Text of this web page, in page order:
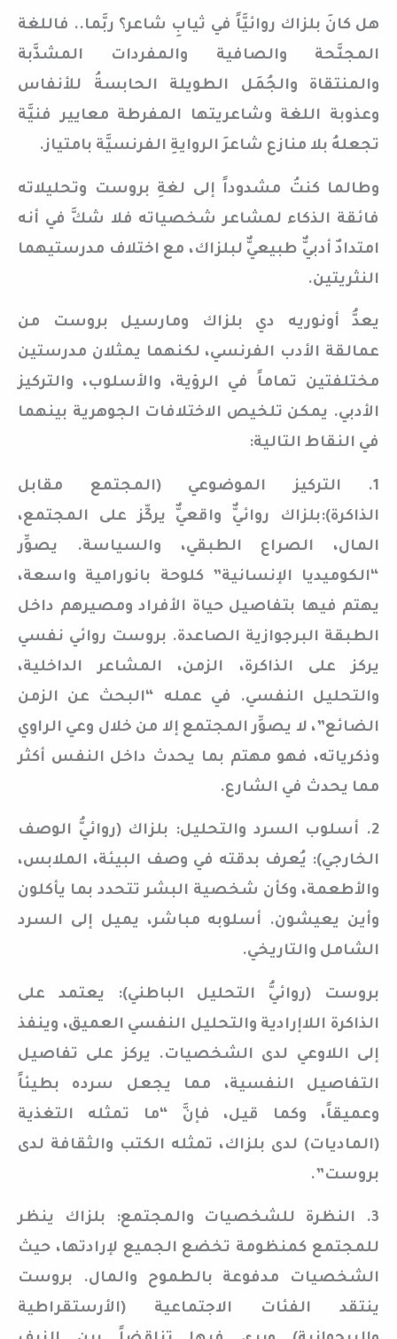
هل كانَ بلزاك روائيَّاً في ثيابِ شاعر؟ ربَّما.. فاللغة
المجنَّحة والصافية والمفردات المشذَّبة
والمنتقاة والجُمَل الطويلة الحابسةُ للأنفاس
وعذوبة اللغة وشاعريتها المفرطة معايير فنيَّة
تجعلهُ بلا منازع شاعرَ الروايةِ الفرنسيَّة بامتياز.
وطالما كنتُ مشدوداً إلى لغةِ بروست وتحليلاته
فائقة الذكاء لمشاعر شخصياته فلا شكَّ في أنه
امتدادٌ أدبيٌّ طبيعيٌّ لبلزاك، مع اختلاف مدرستيهما
النثريتين.
يعدُّ أونوريه دي بلزاك ومارسيل بروست من
عمالقة الأدب الفرنسي، لكنهما يمثلان مدرستين
مختلفتين تماماً في الرؤية، والأسلوب، والتركيز
الأدبي. يمكن تلخيص الاختلافات الجوهرية بينهما
في النقاط التالية:
1. التركيز الموضوعي (المجتمع مقابل
الذاكرة):بلزاك روائيٌّ واقعيٌّ يركِّز على المجتمع،
المال، الصراع الطبقي، والسياسة. يصوِّر
“الكوميديا الإنسانية” كلوحة بانورامية واسعة،
يهتم فيها بتفاصيل حياة الأفراد ومصيرهم داخل
الطبقة البرجوازية الصاعدة. بروست روائي نفسي
يركز على الذاكرة، الزمن، المشاعر الداخلية،
والتحليل النفسي. في عمله “البحث عن الزمن
الضائع”، لا يصوِّر المجتمع إلا من خلال وعي الراوي
وذكرياته، فهو مهتم بما يحدث داخل النفس أكثر
مما يحدث في الشارع.
2. أسلوب السرد والتحليل: بلزاك (روائيُّ الوصف
الخارجي): يُعرف بدقته في وصف البيئة، الملابس،
والأطعمة، وكأن شخصية البشر تتحدد بما يأكلون
وأين يعيشون. أسلوبه مباشر، يميل إلى السرد
الشامل والتاريخي.
بروست (روائيُّ التحليل الباطني): يعتمد على
الذاكرة اللاإرادية والتحليل النفسي العميق، وينفذ
إلى اللاوعي لدى الشخصيات. يركز على تفاصيل
التفاصيل النفسية، مما يجعل سرده بطيئاً
وعميقاً، وكما قيل، فإنَّ “ما تمثله التغذية
(الماديات) لدى بلزاك، تمثله الكتب والثقافة لدى
بروست”.
3. النظرة للشخصيات والمجتمع: بلزاك ينظر
للمجتمع كمنظومة تخضع الجميع لإرادتها، حيث
الشخصيات مدفوعة بالطموح والمال. بروست
ينتقد الفئات الاجتماعية (الأرستقراطية